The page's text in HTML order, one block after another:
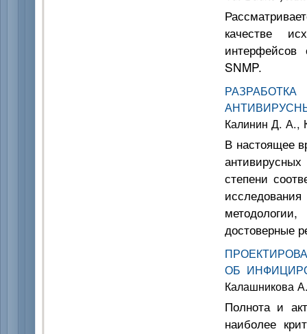
качестве
SNMP.
Калинин Д. А.,
В настоящее
степени
достоверные
ОБ
Калашникова
Полнота и
наиболее